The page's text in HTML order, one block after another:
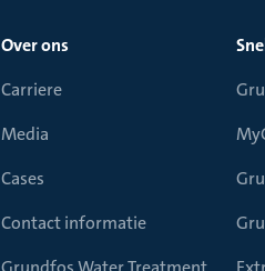
Over ons
Carriere
Media
Cases
Contact informatie